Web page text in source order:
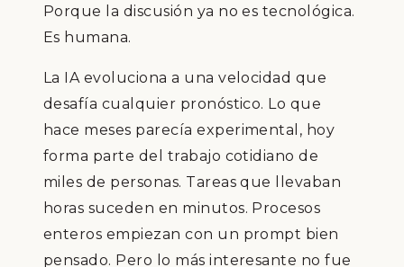
Porque la discusión ya no es tecnológica.
Es humana.
La IA evoluciona a una velocidad que
desafía cualquier pronóstico. Lo que
hace meses parecía experimental, hoy
forma parte del trabajo cotidiano de
miles de personas. Tareas que llevaban
horas suceden en minutos. Procesos
enteros empiezan con un prompt bien
pensado. Pero lo más interesante no fue